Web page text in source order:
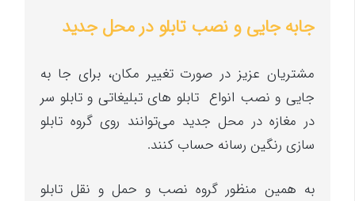
جابه جایی و نصب تابلو در محل جدید
مشتریان عزیز در صورت تغییر مکان، برای جا به
جایی و نصب انواع تابلو های تبلیغاتی و تابلو سر
در مغازه در محل جدید می‌توانند روی گروه تابلو
سازی رنگین رسانه حساب کنند.
به همین منظور گروه نصب و حمل و نقل تابلو